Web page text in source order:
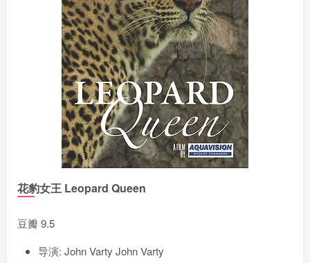
花豹女王 Leopard Queen
豆瓣 9.5
导演: John Varty John Varty